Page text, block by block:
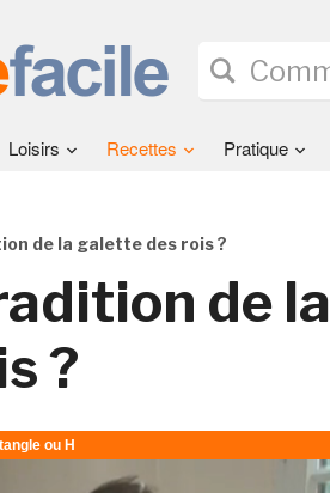
Loisirs Recettes Pratique
de la galette des rois ?
de la
?